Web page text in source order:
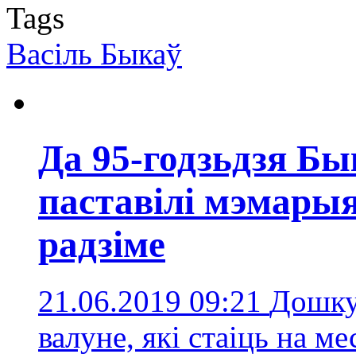
Tags
Васіль Быкаў
Да 95-годзьдзя
паставілі
радзіме
21.06.2019 09:21 Дошку
валуне, які стаіць на